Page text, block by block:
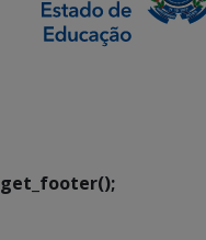
get_footer();